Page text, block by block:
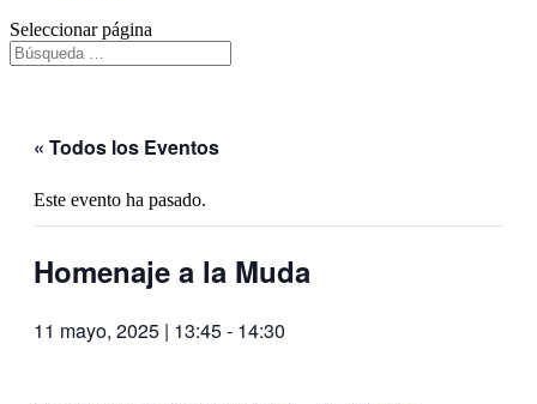
Seleccionar página
« Todos los Eventos
Este evento ha pasado.
Homenaje a la Muda
11 mayo, 2025 | 13:45- 14:30